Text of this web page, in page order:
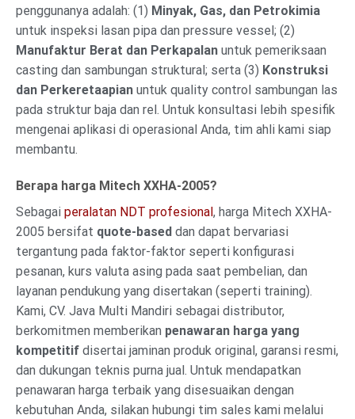
penggunanya adalah: (1) Minyak, Gas, dan Petrokimia
untuk inspeksi lasan pipa dan pressure vessel; (2)
Manufaktur Berat dan Perkapalan untuk pemeriksaan
casting dan sambungan struktural; serta (3) Konstruksi
dan Perkeretaapian untuk quality control sambungan las
pada struktur baja dan rel. Untuk konsultasi lebih spesifik
mengenai aplikasi di operasional Anda, tim ahli kami siap
membantu.
Berapa harga Mitech XXHA-2005?
Sebagai peralatan NDT profesional, harga Mitech XXHA-
2005 bersifat quote-based dan dapat bervariasi
tergantung pada faktor-faktor seperti konfigurasi
pesanan, kurs valuta asing pada saat pembelian, dan
layanan pendukung yang disertakan (seperti training).
Kami, CV. Java Multi Mandiri sebagai distributor,
berkomitmen memberikan penawaran harga yang
kompetitif disertai jaminan produk original, garansi resmi,
dan dukungan teknis purna jual. Untuk mendapatkan
penawaran harga terbaik yang disesuaikan dengan
kebutuhan Anda, silakan hubungi tim sales kami melalui